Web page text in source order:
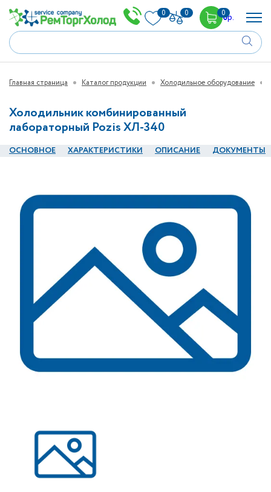
0 0 00р.
Главная страница Каталог продукции Холодильное оборудование
Холодильник комбинированный
лабораторный Pozis ХЛ-340
ОСНОВНОЕ ХАРАКТЕРИСТИКИ ОПИСАНИЕ ДОКУМЕНТЫ